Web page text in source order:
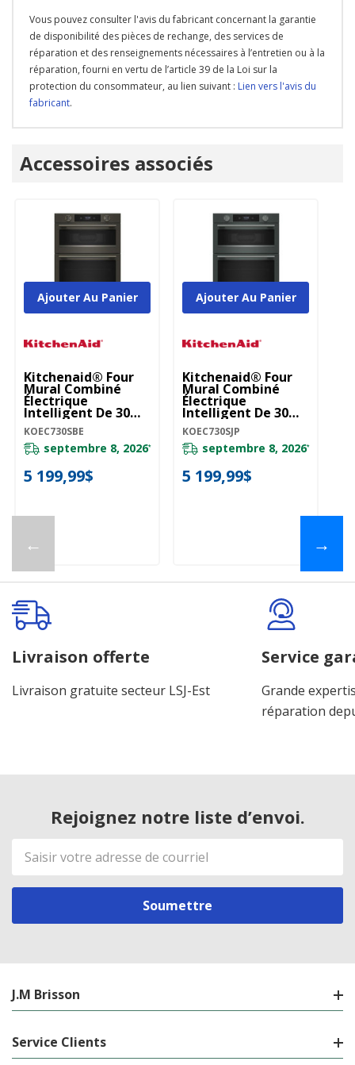
Vous pouvez consulter l'avis du fabricant concernant la garantie
de disponibilité des pièces de rechange, des services de
réparation et des renseignements nécessaires à l’entretien ou à la
réparation, fourni en vertu de l’article 39 de la Loi sur la
protection du consommateur, au lien suivant : Lien vers l'avis du
fabricant.
Accessoires associés
←
Kitchenaid® Four
Mural Combiné
Électrique
Intelligent De 30
Pouces Avec Modes
De Cuisson Assistée
- Minerai Noir
KOEC730SBE
KOEC730SBE
septembre 8, 2026*
5 199,99$
Ajouter Au Panier
Kitchenaid® Four
Mural Combiné
Électrique
Intelligent De 30
Pouces Avec Modes
De Cuisson Assistée
-Genévrier
KOEC730SJP
KOEC730SJP
septembre 8, 2026*
5 199,99$
Ajouter Au Panier
→
Livraison offerte
Livraison gratuite secteur LSJ-Est
Service
Grande
réparation
Rejoignez notre liste d’envoi.
Adresse
de
courriel
J.M Brisson
Service Clients